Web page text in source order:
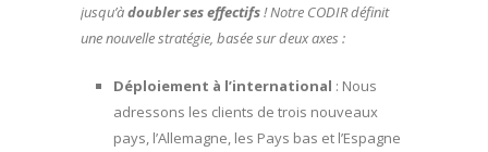
jusqu’àdoubler ses effectifs! Notre CODIR définit
une nouvelle stratégie, basée sur deux axes :
Déploiement à l’international : Nous
adressons les clients de trois nouveaux
pays, l’Allemagne, les Pays bas et l’Espagne